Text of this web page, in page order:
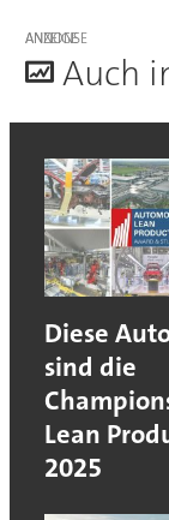
ANZEIGE
Auch
Diese
sind die
Lean
2025